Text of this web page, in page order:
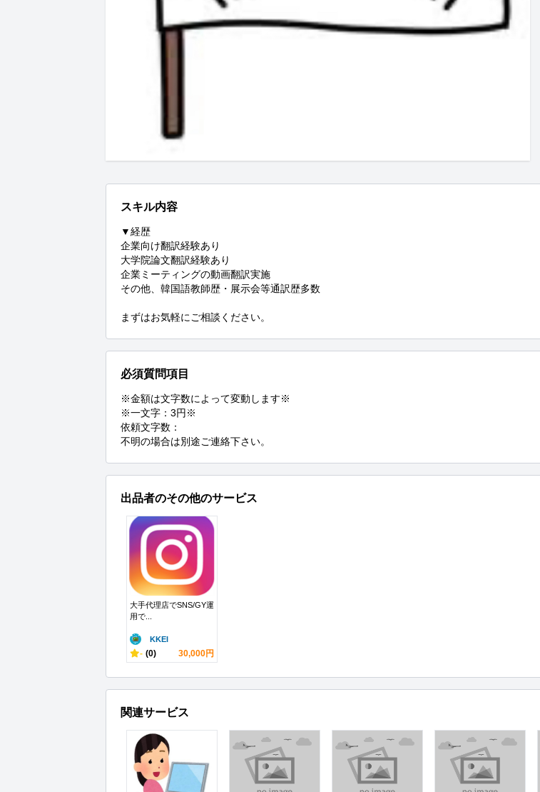
スキル内容
▼経歴
企業向け翻訳経験あり
大学院論文翻訳経験あり
企業ミーティングの動画翻訳実施
その他、韓国語教師歴・展示会等通訳歴多数
まずはお気軽にご相談ください。
必須質問項目
※金額は文字数によって変動します※
※一文字：3円※
依頼文字数：
不明の場合は別途ご連絡下さい。
出品者のその他のサービス
大手代理店でSNS/GY運
用で...
KKEI
- (0) 30,000円
関連サービス